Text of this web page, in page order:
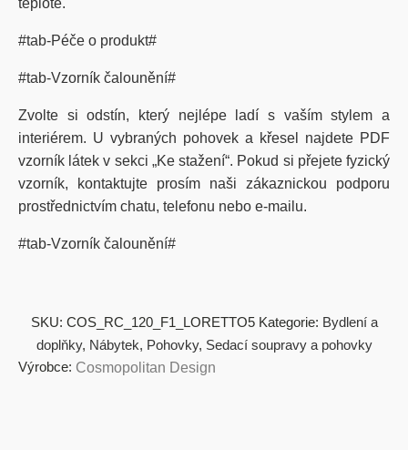
teplotě.
#tab-Péče o produkt#
#tab-Vzorník čalounění#
Zvolte si odstín, který nejlépe ladí s vaším stylem a
interiérem. U vybraných pohovek a křesel najdete PDF
vzorník látek v sekci „Ke stažení“. Pokud si přejete fyzický
vzorník, kontaktujte prosím naši zákaznickou podporu
prostřednictvím chatu, telefonu nebo e-mailu.
#tab-Vzorník čalounění#
SKU: COS_RC_120_F1_LORETTO5 Kategorie: Bydlení a
doplňky, Nábytek, Pohovky, Sedací soupravy a pohovky
Výrobce: Cosmopolitan Design